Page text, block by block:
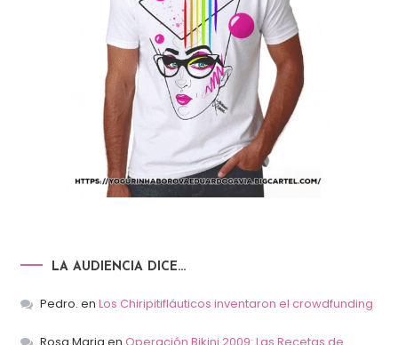
LA AUDIENCIA DICE…
Pedro. en Los Chiripitifláuticos inventaron el crowdfunding